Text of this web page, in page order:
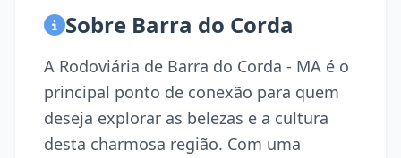
Sobre Barra do Corda
A Rodoviária de Barra do Corda - MA é o
principal ponto de conexão para quem
deseja explorar as belezas e a cultura
desta charmosa região. Com uma